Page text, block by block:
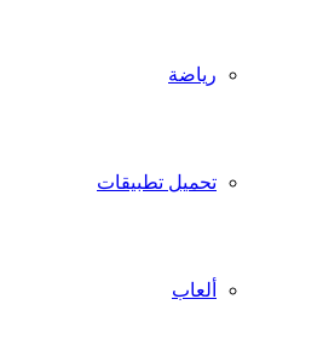
رياضة
تحميل تطبيقات
ألعاب